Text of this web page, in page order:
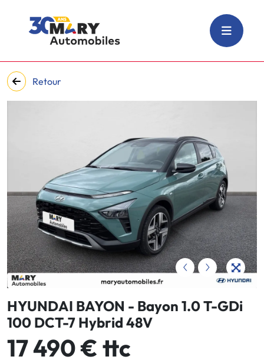
Retour
‹ ›
HYUNDAI BAYON - Bayon 1.0 T-GDi
100 DCT-7 Hybrid 48V
17 490 € ttc